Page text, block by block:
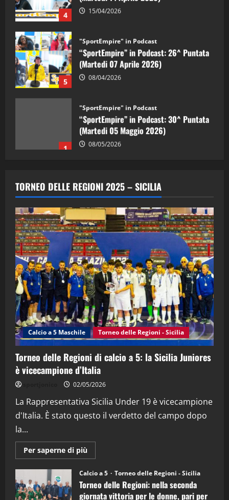
4
5
“SportEmpire” in Podcast: 26^ Puntata
(Martedi 07 Aprile 2026)
1
“SportEmpire” in Podcast: 30^ Puntata
(Martedi 05 Maggio 2026)
2
“SportEmpire” in Podcast: 29^ Puntata
(Martedi 28 Aprile 2026)
28/04/2026
3
"SportEmpire" in Podcast
“SportEmpire” in Podcast: 28^ Puntata
(Martedi 21 Aprile 2026)
21/04/2026
4
"SportEmpire" in Podcast Sport News
“SportEmpire” in Podcast: 27^ Puntata
(Martedi 14 Aprile 2026)
15/04/2026
"SportEmpire" in Podcast
“SportEmpire” in Podcast: 26^ Puntata
08/04/2026
TORNEO DELLE REGIONI 2025 – SICILIA
Calcio a 5 Maschile Torneo delle Regioni - Sicilia
Torneo delle Regioni di calcio a 5: la Sicilia Juniores
è vicecampione d’Italia
02/05/2026
La Rappresentativa Sicilia Under 19 è vicecampione
d'Italia. È stato questo il verdetto del campo dopo
la...
Per saperne di più
informazioni
Torneo
delle
Regioni
di
Calcio a 5 Torneo delle Regioni - Sicilia
Torneo delle Regioni: nella seconda
giornata vittoria per le donne, pari per